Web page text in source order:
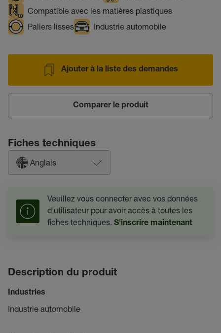
Compatible avec les matières plastiques
Paliers lisses
Industrie automobile
Ajouter à la liste des demandes
Comparer le produit
Fiches techniques
Anglais
Veuillez vous connecter avec vos données
d'utilisateur pour avoir accès à toutes les
fiches techniques. S'inscrire maintenant
Description du produit
Industries
Industrie automobile